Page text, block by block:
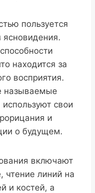
пользуется
ясновидения.
находится за
восприятия.
называемые
свои
и
о будущем.
включают
чтение линий на
и костей, а